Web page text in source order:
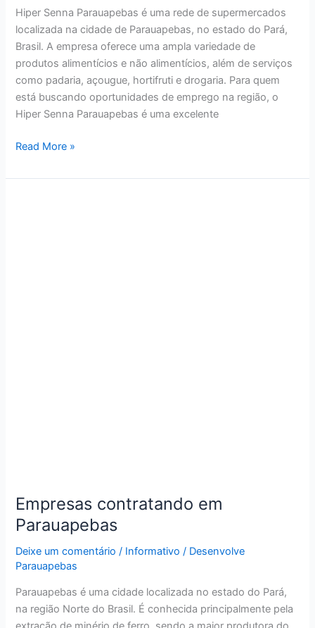
Hiper Senna Parauapebas é uma rede de supermercados
localizada na cidade de Parauapebas, no estado do Pará,
Brasil. A empresa oferece uma ampla variedade de
produtos alimentícios e não alimentícios, além de serviços
como padaria, açougue, hortifruti e drogaria. Para quem
está buscando oportunidades de emprego na região, o
Hiper Senna Parauapebas é uma excelente
Read More »
Empresas contratando em
Parauapebas
Deixe um comentário / Informativo / Desenvolve
Parauapebas
Parauapebas é uma cidade localizada no estado do Pará,
na região Norte do Brasil. É conhecida principalmente pela